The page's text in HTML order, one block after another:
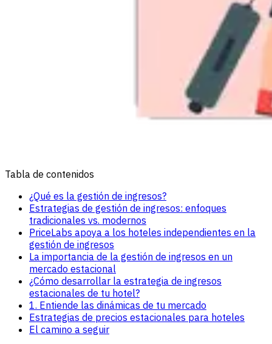
Tabla de contenidos
¿Qué es la gestión de ingresos?
Estrategias de gestión de ingresos: enfoques
tradicionales vs. modernos
PriceLabs apoya a los hoteles independientes en la
gestión de ingresos
La importancia de la gestión de ingresos en un
mercado estacional
¿Cómo desarrollar la estrategia de ingresos
estacionales de tu hotel?
1. Entiende las dinámicas de tu mercado
Estrategias de precios estacionales para hoteles
El camino a seguir